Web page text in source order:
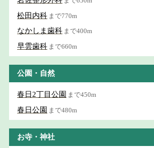
松田内科 まで770m
なかしま歯科 まで400m
早雲歯科 まで660m
公園・自然
春日2丁目公園 まで450m
春日公園 まで480m
お寺・神社